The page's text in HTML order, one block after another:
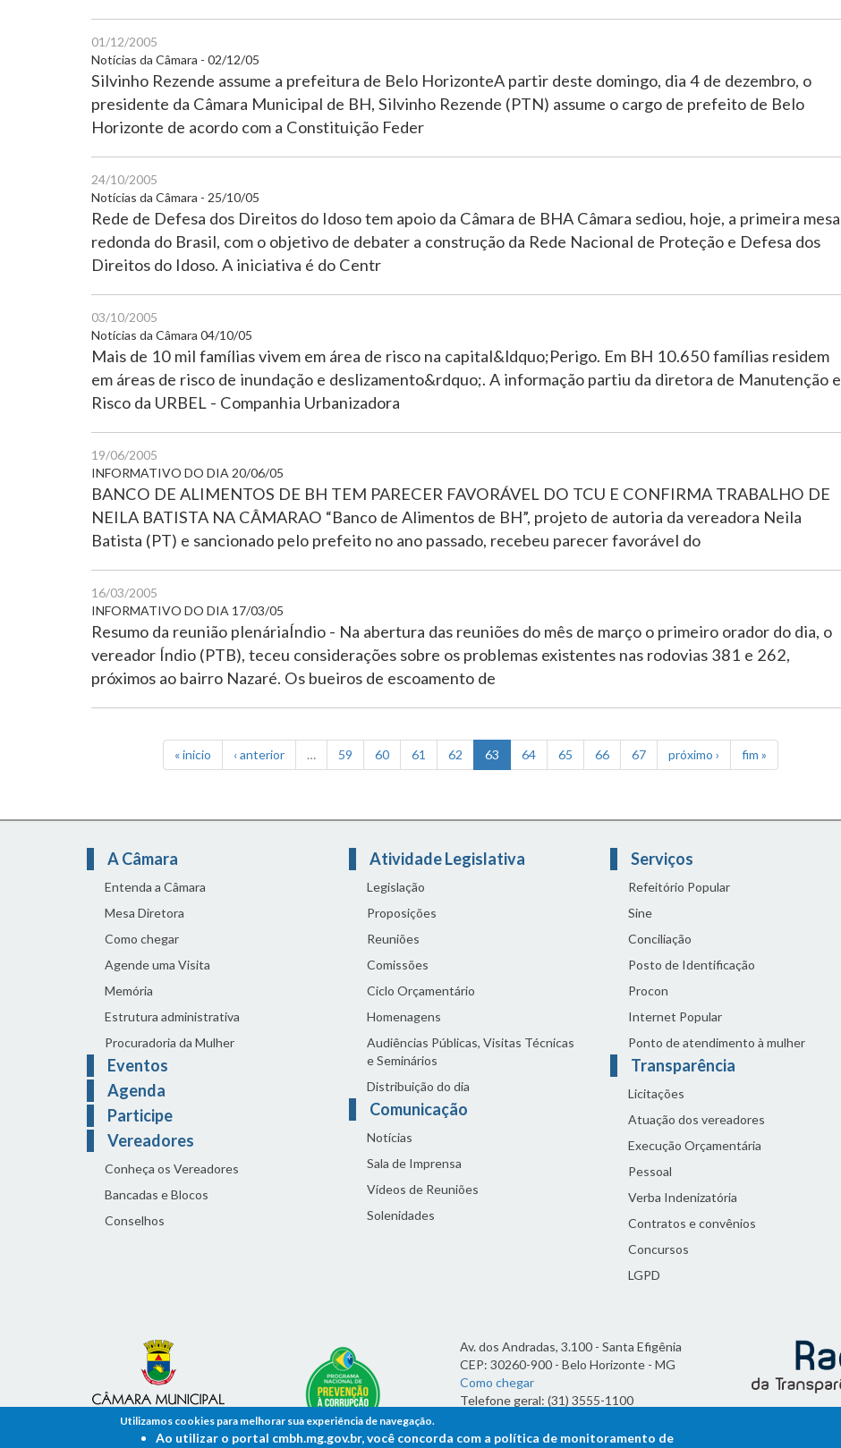
01/12/2005
Notícias da Câmara - 02/12/05
Silvinho Rezende assume a prefeitura de Belo HorizonteA partir deste domingo, dia 4 de dezembro, o
presidente da Câmara Municipal de BH, Silvinho Rezende (PTN) assume o cargo de prefeito de Belo
Horizonte de acordo com a Constituição Feder
24/10/2005
Notícias da Câmara - 25/10/05
Rede de Defesa dos Direitos do Idoso tem apoio da Câmara de BHA Câmara sediou, hoje, a primeira mesa
redonda do Brasil, com o objetivo de debater a construção da Rede Nacional de Proteção e Defesa dos
Direitos do Idoso. A iniciativa é do Centr
03/10/2005
Notícias da Câmara 04/10/05
Mais de 10 mil famílias vivem em área de risco na capital&ldquo;Perigo. Em BH 10.650 famílias residem
em áreas de risco de inundação e deslizamento&rdquo;. A informação partiu da diretora de Manutenção e
Risco da URBEL - Companhia Urbanizadora
19/06/2005
INFORMATIVO DO DIA 20/06/05
BANCO DE ALIMENTOS DE BH TEM PARECER FAVORÁVEL DO TCU E CONFIRMA TRABALHO DE
NEILA BATISTA NA CÂMARAO “Banco de Alimentos de BH”, projeto de autoria da vereadora Neila
Batista (PT) e sancionado pelo prefeito no ano passado, recebeu parecer favorável do
16/03/2005
INFORMATIVO DO DIA 17/03/05
Resumo da reunião plenáriaÍndio - Na abertura das reuniões do mês de março o primeiro orador do dia, o
vereador Índio (PTB), teceu considerações sobre os problemas existentes nas rodovias 381 e 262,
próximos ao bairro Nazaré. Os bueiros de escoamento de
« início ‹ anterior … 59 60 61 62 63 64 65 66 67 próximo › fim »
A Câmara
Entenda a Câmara
Mesa Diretora
Como chegar
Agende uma Visita
Memória
Estrutura administrativa
Procuradoria da Mulher
Eventos
Agenda
Participe
Vereadores
Conheça os Vereadores
Bancadas e Blocos
Conselhos
Atividade Legislativa
Legislação
Proposições
Reuniões
Comissões
Ciclo Orçamentário
Homenagens
Audiências Públicas, Visitas Técnicas
e Seminários
Distribuição do dia
Comunicação
Notícias
Sala de Imprensa
Vídeos de Reuniões
Solenidades
Serviços
Refeitório Popular
Sine
Conciliação
Posto de Identificação
Procon
Internet Popular
Ponto de atendimento à mulher
Transparência
Licitações
Atuação dos vereadores
Execução Orçamentária
Pessoal
Verba Indenizatória
Contratos e convênios
Concursos
LGPD
Av. dos Andradas, 3.100 - Santa Efigênia
CEP: 30260-900 - Belo Horizonte - MG
Como chegar
Telefone geral: (31) 3555-1100
7h às 19h
Utilizamos cookies para melhorar sua experiência de navegação.
Ao utilizar o portal cmbh.mg.gov.br, você concorda com a política de monitoramento de